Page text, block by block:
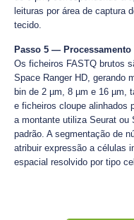
leituras por área de captura
tecido.
Passo 5 —
Os ficheiros FASTQ brutos
Space Ranger HD, gerando
bin de 2 µm, 8 µm e 16 µm,
e ficheiros cloupe alinhados
a montante utiliza Seurat ou
padrão. A segmentação de
atribuir expressão a células
espacial resolvido por tipo